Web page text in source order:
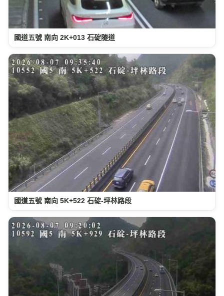
國道五號 南向 2K+013 石碇隧道
國道五號 南向 5K+522 石碇-坪林路段